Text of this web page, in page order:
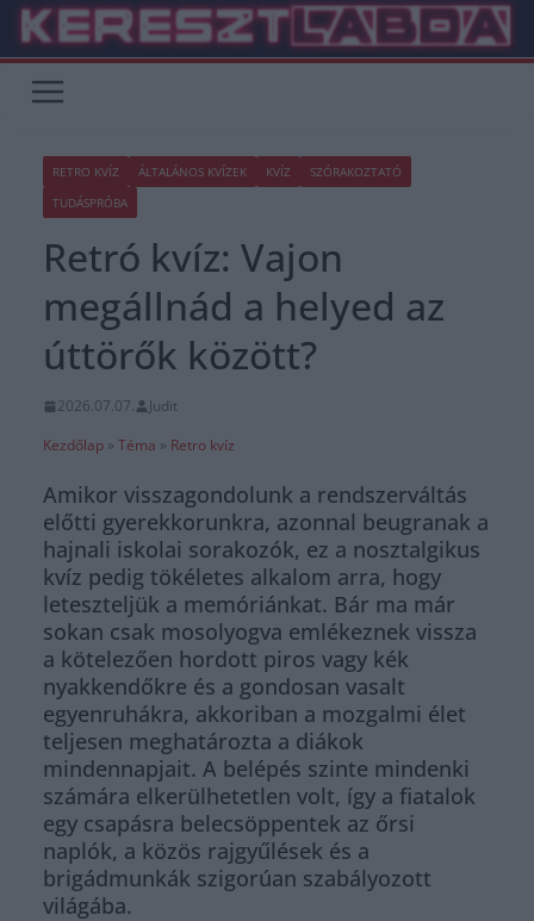
Skip
content
RETRO KVÍZ ÁLTALÁNOS KVÍZEK KVÍZ
SZÓRAKOZTATÓ
TUDÁSPRÓBA
Retró kvíz: Vajon
megállnád a helyed az
úttörők között?
2026.07.07.
Judit
Kezdőlap » Téma » Retro kvíz
Amikor visszagondolunk a rendszerváltás
előtti gyerekkorunkra, azonnal beugranak a
hajnali iskolai sorakozók, ez a nosztalgikus
kvíz pedig tökéletes alkalom arra, hogy
leteszteljük a memóriánkat. Bár ma már
sokan csak mosolyogva emlékeznek vissza
a kötelezően hordott piros vagy kék
nyakkendőkre és a gondosan vasalt
egyenruhákra, akkoriban a mozgalmi élet
teljesen meghatározta a diákok
mindennapjait. A belépés szinte mindenki
számára elkerülhetetlen volt, így a fiatalok
egy csapásra belecsöppentek az őrsi
naplók, a közös rajgyűlések és a
brigádmunkák szigorúan szabályozott
világába.